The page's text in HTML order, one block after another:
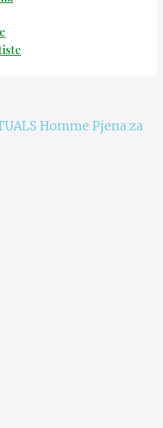
Homme Pjena za